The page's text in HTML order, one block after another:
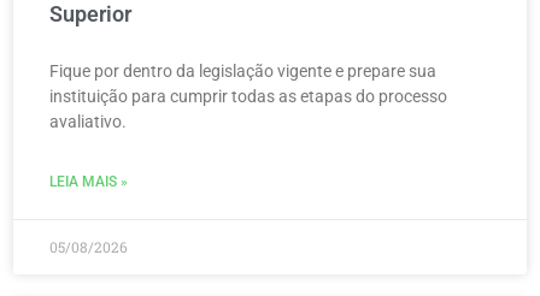
Superior
Fique por dentro da legislação vigente e prepare sua
instituição para cumprir todas as etapas do processo
avaliativo.
LEIA MAIS »
05/08/2026